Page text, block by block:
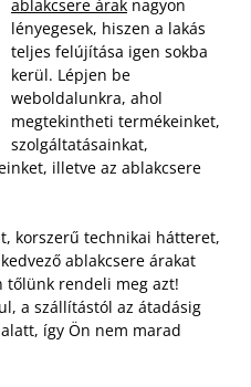
ablakcsere árak nagyon
lényegesek, hiszen a lakás
teljes felújítása igen sokba
kerül. Lépjen be
weboldalunkra, ahol
megtekintheti termékeinket,
szolgáltatásainkat,
illetve az ablakcsere
korszerű technikai hátteret,
ablakcsere árakat
tőlünk rendeli meg azt!
a szállítástól az átadásig
így Ön nem marad